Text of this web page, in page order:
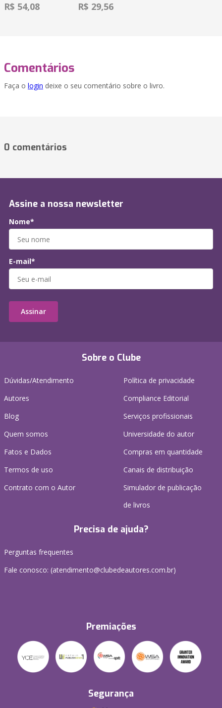
R$ 54,08 R$ 29,56
Comentários
Faça o login deixe o seu comentário sobre o livro.
0 comentários
Sobre o Clube
Dúvidas/Atendimento
Autores
Blog
Quem somos
Fatos e Dados
Termos de uso
Contrato com o Autor
Política de privacidade
Compliance Editorial
Serviços profissionais
Universidade do autor
Compras em quantidade
Canais de distribuição
Simulador de publicação
de livros
Precisa de ajuda?
Perguntas frequentes
Fale conosco: (atendimento@clubedeautores.com.br)
Premiações
Segurança
Assine a nossa newsletter
Nome*
E-mail*
Assinar